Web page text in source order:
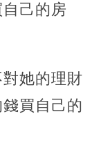
己的房
她的理財
買自己的